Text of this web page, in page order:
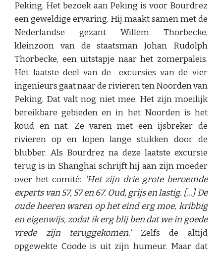
Peking. Het bezoek aan Peking is voor Bourdrez
een geweldige ervaring. Hij maakt samen met de
Nederlandse gezant Willem Thorbecke,
kleinzoon van de staatsman Johan Rudolph
Thorbecke, een uitstapje naar het zomerpaleis.
Het laatste deel van de excursies van de vier
ingenieurs gaat naar de rivieren ten Noorden van
Peking. Dat valt nog niet mee. Het zijn moeilijk
bereikbare gebieden en in het Noorden is het
koud en nat. Ze varen met een ijsbreker de
rivieren op en lopen lange stukken door de
blubber. Als Bourdrez na deze laatste excursie
terug is in Shanghai schrijft hij aan zijn moeder
over het comité:
'Het zijn drie grote beroemde
experts van 57, 57 en 67. Oud, grijs en lastig. [...] De
oude heeren waren op het eind erg moe, kribbig
en eigenwijs, zodat ik erg blij ben dat we in goede
vrede zijn teruggekomen.'Zelfs de altijd
opgewekte Coode is uit zijn humeur. Maar dat